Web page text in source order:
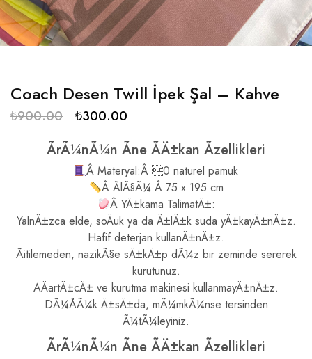
Coach Desen Twill İpek Şal – Kahve
₺900.00 ₺300.00
ÃrÃ¼nÃ¼n Ãne ÃÄ±kan Ãzellikleri
Â Materyal:Â 0 naturel pamuk
Â ÃlÃ§Ã¼:Â 75 x 195 cm
Â YÄ±kama TalimatÄ±:
YalnÄ±zca elde, soÄuk ya da Ä±lÄ±k suda yÄ±kayÄ±nÄ±z.
Hafif deterjan kullanÄ±nÄ±z.
Ãitilemeden, nazikÃ§e sÄ±kÄ±p dÃ¼z bir zeminde sererek
kurutunuz.
AÄartÄ±cÄ± ve kurutma makinesi kullanmayÄ±nÄ±z.
DÃ¼ÅÃ¼k Ä±sÄ±da, mÃ¼mkÃ¼nse tersinden
Ã¼tÃ¼leyiniz.
ÃrÃ¼nÃ¼n Ãne ÃÄ±kan Ãzellikleri